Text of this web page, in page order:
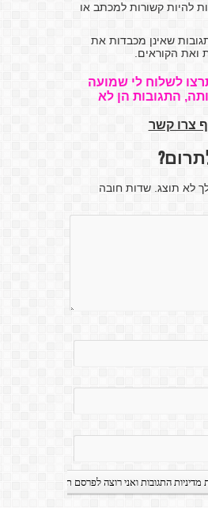
להיות קשורות למכתב או
שאינן מכבדות את
ואת הקוראים.
לשלוח לי שמועה
התגובות הן לא
צרו קשר
לא תוצג. שדות חובה